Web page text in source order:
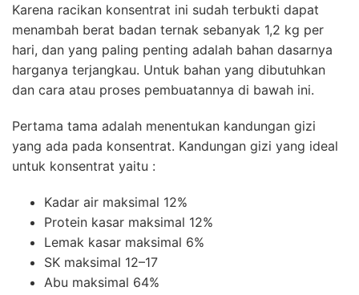
Karena racikan konsentrat ini sudah terbukti dapat
menambah berat badan ternak sebanyak 1,2 kg per
hari, dan yang paling penting adalah bahan dasarnya
harganya terjangkau. Untuk bahan yang dibutuhkan
dan cara atau proses pembuatannya di bawah ini.
Pertama tama adalah menentukan kandungan gizi
yang ada pada konsentrat. Kandungan gizi yang ideal
untuk konsentrat yaitu :
Kadar air maksimal 12%
Protein kasar maksimal 12%
Lemak kasar maksimal 6%
SK maksimal 12–17
Abu maksimal 64%